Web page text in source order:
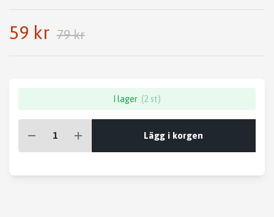
59 kr 79 kr
I lager (2 st)
Lägg i korgen